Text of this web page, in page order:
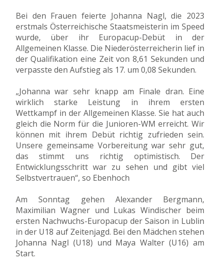
Bei den Frauen feierte Johanna Nagl, die 2023
erstmals Österreichische Staatsmeisterin im Speed
wurde, über ihr Europacup-Debüt in der
Allgemeinen Klasse. Die Niederösterreicherin lief in
der Qualifikation eine Zeit von 8,61 Sekunden und
verpasste den Aufstieg als 17. um 0,08 Sekunden.
„Johanna war sehr knapp am Finale dran. Eine
wirklich starke Leistung in ihrem ersten
Wettkampf in der Allgemeinen Klasse. Sie hat auch
gleich die Norm für die Junioren-WM erreicht. Wir
können mit ihrem Debüt richtig zufrieden sein.
Unsere gemeinsame Vorbereitung war sehr gut,
das stimmt uns richtig optimistisch. Der
Entwicklungsschritt war zu sehen und gibt viel
Selbstvertrauen“, so Ebenhoch
Am Sonntag gehen Alexander Bergmann,
Maximilian Wagner und Lukas Windischer beim
ersten Nachwuchs-Europacup der Saison in Lublin
in der U18 auf Zeitenjagd. Bei den Mädchen stehen
Johanna Nagl (U18) und Maya Walter (U16) am
Start.